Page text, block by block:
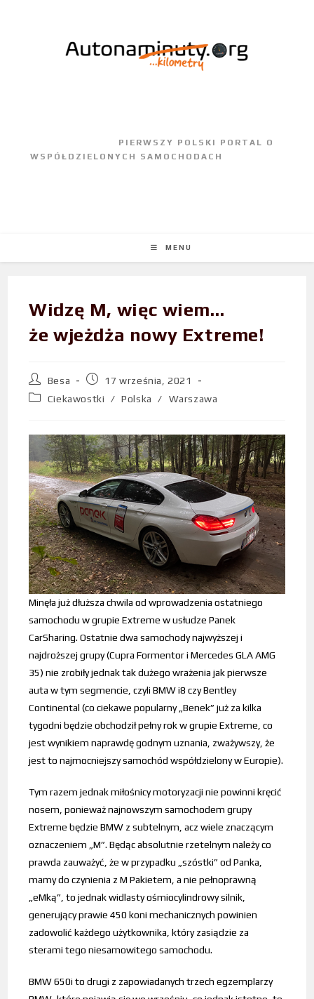
MENU
Widzę M, więc wiem…
że wjeżdża nowy Extreme!
Besa
17 września, 2021
Ciekawostki
/ Polska / Warszawa
Minęła już dłuższa chwila od wprowadzenia ostatniego
samochodu w grupie Extreme w usłudze Panek
CarSharing. Ostatnie dwa samochody najwyższej i
najdroższej grupy (Cupra Formentor i Mercedes GLA AMG
35) nie zrobiły jednak tak dużego wrażenia jak pierwsze
auta w tym segmencie, czyli BMW i8 czy Bentley
Continental (co ciekawe popularny „Benek” już za kilka
tygodni będzie obchodził pełny rok w grupie Extreme, co
jest wynikiem naprawdę godnym uznania, zważywszy, że
jest to najmocniejszy samochód współdzielony w Europie).
Tym razem jednak miłośnicy motoryzacji nie powinni kręcić
nosem, ponieważ najnowszym samochodem grupy
Extreme będzie BMW z subtelnym, acz wiele znaczącym
oznaczeniem „M”. Będąc absolutnie rzetelnym należy co
prawda zauważyć, że w przypadku „szóstki” od Panka,
mamy do czynienia z M Pakietem, a nie pełnoprawną
„eMką”, to jednak widlasty ośmiocylindrowy silnik,
generujący prawie 450 koni mechanicznych powinien
zadowolić każdego użytkownika, który zasiądzie za
sterami tego niesamowitego samochodu.
BMW 650i to drugi z zapowiadanych trzech egzemplarzy